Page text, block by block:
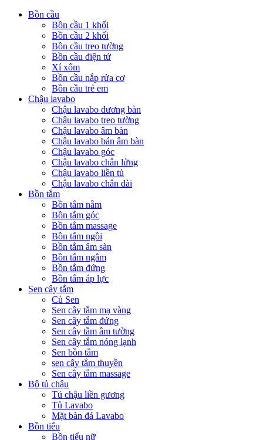
Bồn cầu
Bồn cầu 1 khối
Bồn cầu 2 khối
Bồn cầu treo tường
Bồn cầu điện tử
Xí xổm
Bồn cầu nắp rửa cơ
Bồn cầu trẻ em
Chậu lavabo
Chậu lavabo dương bàn
Chậu lavabo treo tường
Chậu lavabo âm bàn
Chậu lavabo bán âm bàn
Chậu lavabo góc
Chậu lavabo chân lửng
Chậu lavabo liền tủ
Chậu lavabo chân dài
Bồn tắm
Bồn tắm nằm
Bồn tắm góc
Bồn tắm massage
Bồn tắm ngồi
Bồn tắm âm sàn
Bồn tắm ngâm
Bồn tắm đứng
Bồn tắm áp lực
Sen cây tắm
Củ Sen
Sen cây tắm mạ vàng
Sen cây tắm đứng
Sen cây tắm âm tường
Sen cây tắm nóng lạnh
Sen bồn tắm
sen cây tắm thuyền
Sen cây tắm massage
Bộ tủ chậu
Tủ chậu liền gương
Tủ Lavabo
Mặt bàn đá Lavabo
Bồn tiểu
Bồn tiểu nữ